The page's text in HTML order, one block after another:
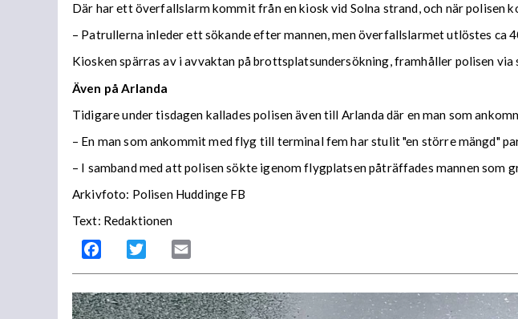
Där har ett överfallslarm kommit från en kiosk vid Solna strand, och när polisen
– Patrullerna inleder ett sökande efter mannen, men överfallslarmet utlöstes
Kiosken spärras av i avvaktan på brottsplatsundersökning, framhåller polisen via
Även på Arlanda
Tidigare under tisdagen kallades polisen även till Arlanda där en man som
– En man som ankommit med flyg till terminal fem har stulit "en större mängd"
– I samband med att polisen sökte igenom flygplatsen påträffades mannen som
Arkivfoto: Polisen Huddinge FB
Text: Redaktionen
Facebook Twitter